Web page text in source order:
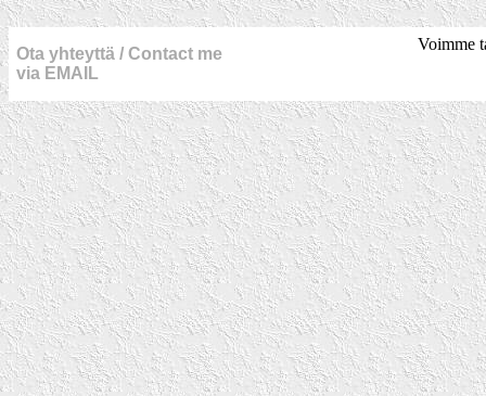
Ota yhteyttä / Contact me
via EMAIL
Voimme